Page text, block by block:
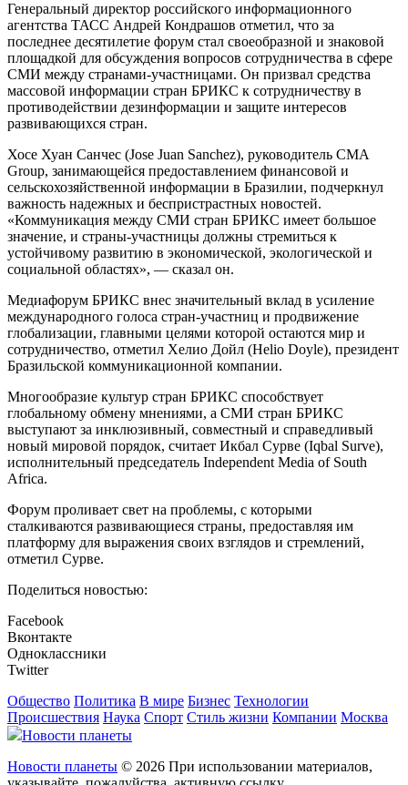
Генеральный директор российского информационного
агентства ТАСС Андрей Кондрашов отметил, что за
последнее десятилетие форум стал своеобразной и знаковой
площадкой для обсуждения вопросов сотрудничества в сфере
СМИ между странами-участницами. Он призвал средства
массовой информации стран БРИКС к сотрудничеству в
противодействии дезинформации и защите интересов
развивающихся стран.
Хосе Хуан Санчес (Jose Juan Sanchez), руководитель CMA
Group, занимающейся предоставлением финансовой и
сельскохозяйственной информации в Бразилии, подчеркнул
важность надежных и беспристрастных новостей.
«Коммуникация между СМИ стран БРИКС имеет большое
значение, и страны-участницы должны стремиться к
устойчивому развитию в экономической, экологической и
социальной областях», — сказал он.
Медиафорум БРИКС внес значительный вклад в усиление
международного голоса стран-участниц и продвижение
глобализации, главными целями которой остаются мир и
сотрудничество, отметил Хелио Дойл (Helio Doyle), президент
Бразильской коммуникационной компании.
Многообразие культур стран БРИКС способствует
глобальному обмену мнениями, а СМИ стран БРИКС
выступают за инклюзивный, совместный и справедливый
новый мировой порядок, считает Икбал Сурве (Iqbal Surve),
исполнительный председатель Independent Media of South
Africa.
Форум проливает свет на проблемы, с которыми
сталкиваются развивающиеся страны, предоставляя им
платформу для выражения своих взглядов и стремлений,
отметил Сурве.
Поделиться новостью:
Facebook
Вконтакте
Одноклассники
Twitter
Общество Политика В мире Бизнес Технологии
Происшествия Наука Спорт Стиль жизни Компании Москва
Новости планеты
Новости планеты © 2026 При использовании материалов,